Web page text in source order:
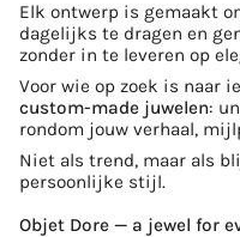
Elk ontwerp is gemaakt
dagelijks te dragen en
zonder in te leveren op
Voor wie op zoek is naar
custom-made juwelen:
rondom jouw verhaal,
Niet als trend, maar als
persoonlijke stijl.
Objet Dore — a jewel for